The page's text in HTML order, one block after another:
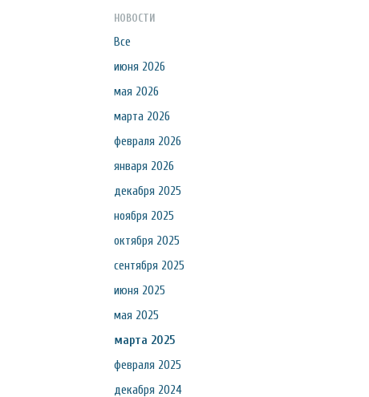
НОВОСТИ
Все
июня 2026
мая 2026
марта 2026
февраля 2026
января 2026
декабря 2025
ноября 2025
октября 2025
сентября 2025
июня 2025
мая 2025
марта 2025
февраля 2025
декабря 2024